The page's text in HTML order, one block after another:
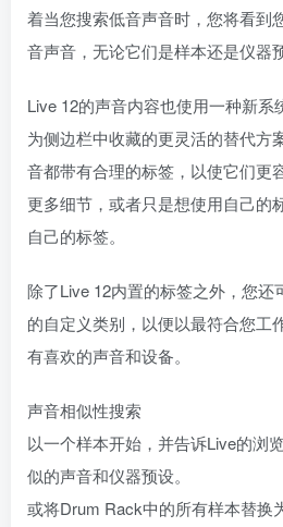
着当您搜索低音声音时，您将看到
音声音，无论它们是样本还是仪器预
Live 12的声音内容也使用一种新
为侧边栏中收藏的更灵活的替代方
音都带有合理的标签，以使它们更
更多细节，或者只是想使用自己的
自己的标签。
除了Live 12内置的标签之外，您还
的自定义类别，以便以最符合您工
有喜欢的声音和设备。
声音相似性搜索
以一个样本开始，并告诉Live的浏
似的声音和仪器预设。
或将Drum Rack中的所有样本替换